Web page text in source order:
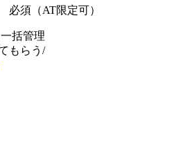
須（AT限定可）
括管理
もらう /